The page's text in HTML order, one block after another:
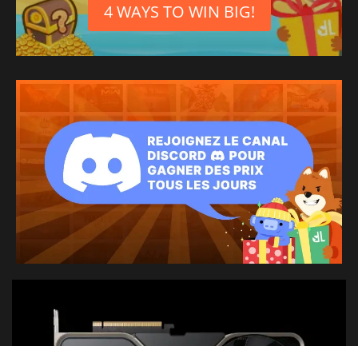
4 WAYS TO WIN BIG!